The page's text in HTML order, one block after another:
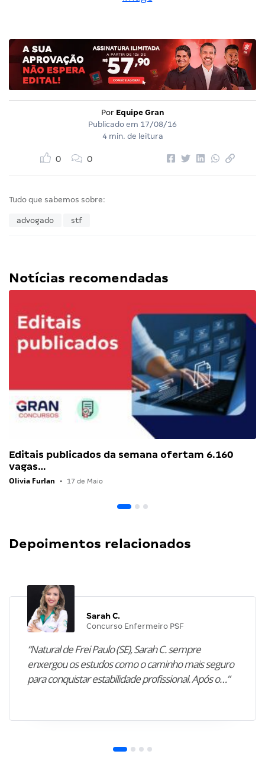
Por Equipe Gran
Publicado em 17/08/16
4 min. de leitura
0 0
Tudo que sabemos sobre:
advogado stf
Notícias recomendadas
Editais publicados da semana ofertam 6.160
vagas…
Olivia Furlan • 17 de Maio
Depoimentos relacionados
Sarah C.
Concurso Enfermeiro PSF
“Natural de Frei Paulo (SE), Sarah C. sempre
enxergou os estudos como o caminho mais seguro
para conquistar estabilidade profissional. Após o…”